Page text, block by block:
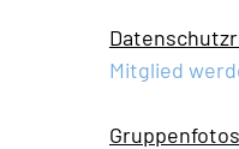
Mitglied